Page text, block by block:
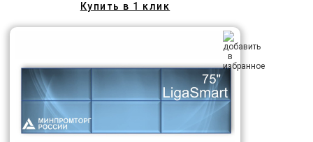
Купить в 1 клик